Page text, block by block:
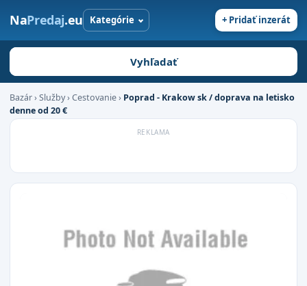
NaPredaj.eu Kategórie + Pridať inzerát
Vyhľadať
Bazár›Služby›Cestovanie› Poprad - Krakow sk / doprava na letisko
denne od 20 €